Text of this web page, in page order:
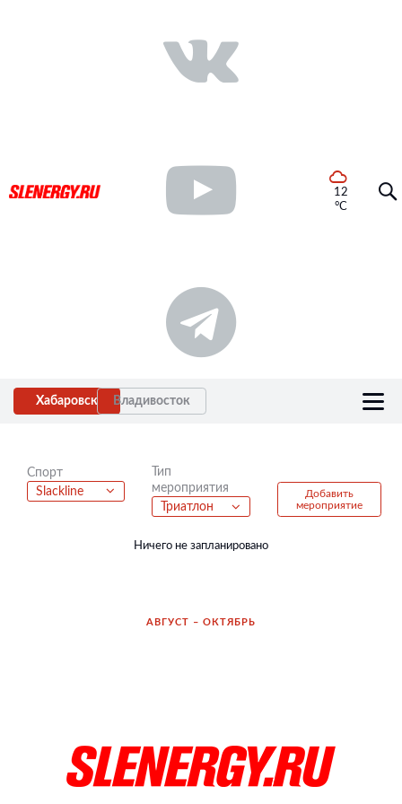
12
°C
Хабаровск Владивосток
Спорт
Slackline
Тип
мероприятия
Триатлон
Добавить
мероприятие
Ничего не запланировано
АВГУСТ – ОКТЯБРЬ